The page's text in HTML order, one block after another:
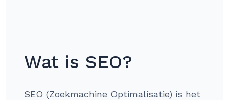
Wat is SEO?
SEO (Zoekmachine Optimalisatie) is het